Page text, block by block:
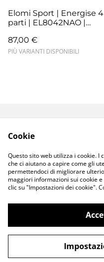
Elomi Sport | Energise 4
parti | EL8042NAO |
87,00 €
PIÙ VARIANTI DISPONIBILI
Termini e
Consegne
©2026ioSenso
Cookie
Questo sito web utilizza i cookie. I
che ci aiutano a capire come gli
permettendoci di migliorare
maggiori informazioni sui cookie
clic su "Impostazioni dei cookie".